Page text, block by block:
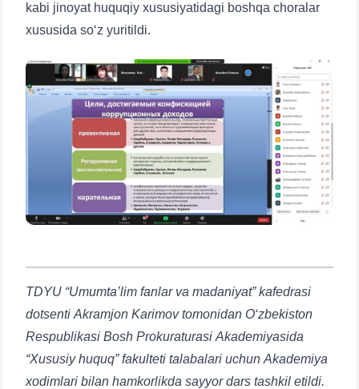
Ism va familiyangiz
Pochta
yuborish
kabi jinoyat huquqiy xususiyatidagi boshqa choralar
xususida so‘z yuritildi.
TDYU “Umumta’lim fanlar va madaniyat” kafedrasi
dotsenti Akramjon Karimov tomonidan O‘zbekiston
Respublikasi Bosh Prokuraturasi Akademiyasida
“Xususiy huquq” fakulteti talabalari uchun Akademiya
xodimlari bilan hamkorlikda sayyor dars tashkil etildi.